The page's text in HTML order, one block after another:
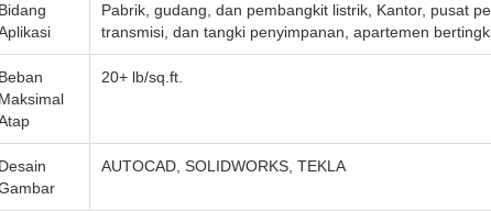
Pabrik, gudang, dan pembangkit listrik, Kantor, pusat
transmisi, dan tangki penyimpanan, apartemen
20+ lb/sq.ft.
AUTOCAD, SOLIDWORKS, TEKLA